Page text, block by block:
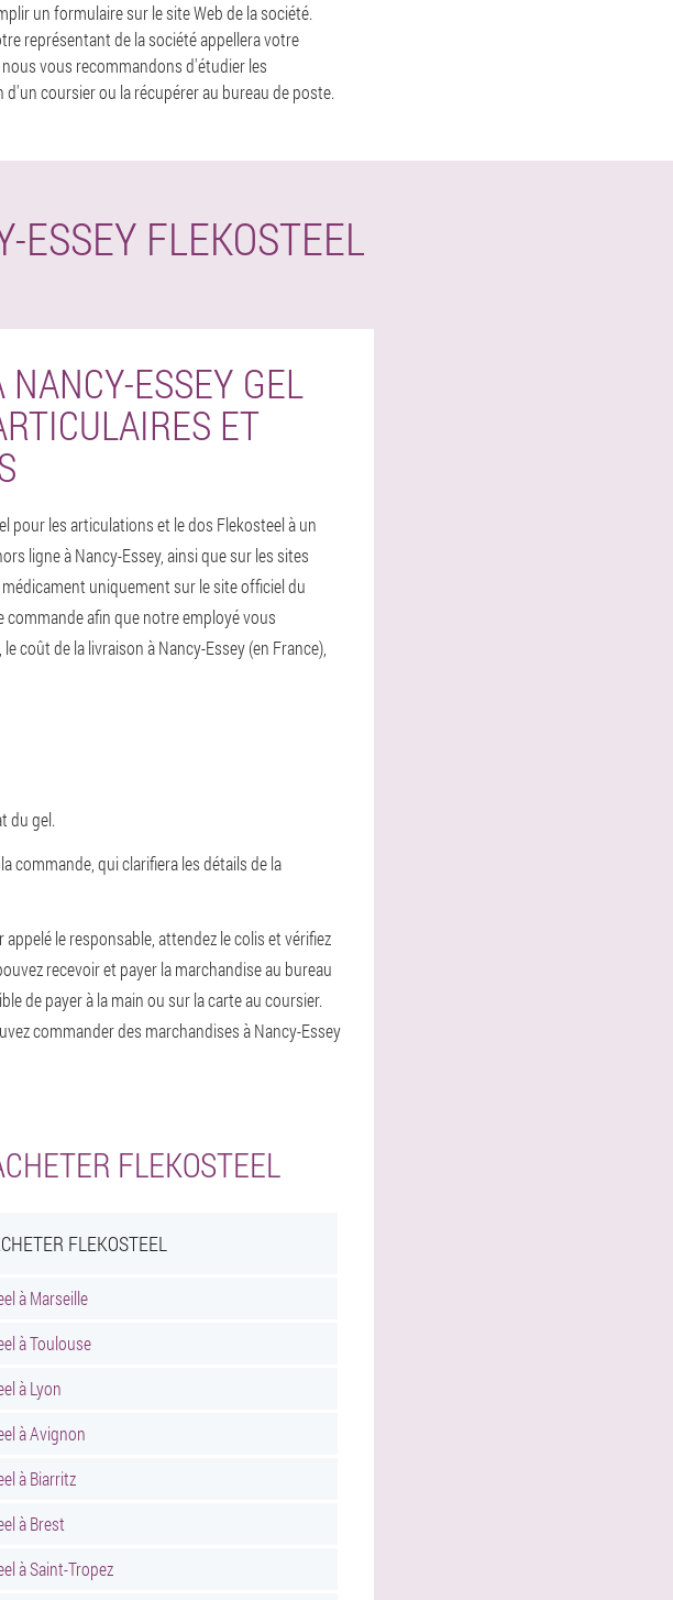
un formulaire sur le site Web de la société.
représentant de la société appellera votre
vous recommandons d'étudier les
coursier ou la récupérer au bureau de poste.
ESSEY FLEKOSTEEL
ESSEY GEL
ET
pour les articulations et le dos Flekosteel à un
ligne à Nancy-Essey, ainsi que sur les sites
uniquement sur le site officiel du
afin que notre employé vous
coût de la livraison à Nancy-Essey (en France),
du gel.
commande, qui clarifiera les détails de la
le responsable, attendez le colis et vérifiez
recevoir et payer la marchandise au bureau
de payer à la main ou sur la carte au coursier.
commander des marchandises à Nancy-Essey
FLEKOSTEEL
FLEKOSTEEL
à Marseille
à Toulouse
à Lyon
à Avignon
à Biarritz
à Brest
à Saint-Tropez